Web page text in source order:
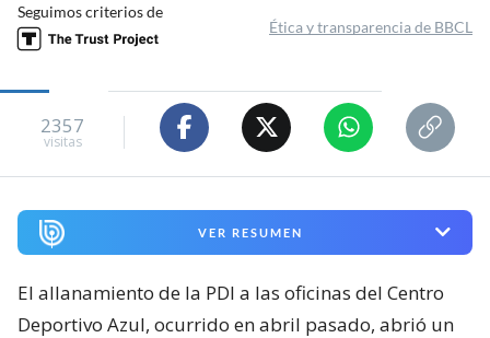
Seguimos criterios de
Ética y transparencia de BBCL
2357
visitas
VER RESUMEN
El allanamiento de la PDI a las oficinas del Centro
Deportivo Azul, ocurrido en abril pasado, abrió un